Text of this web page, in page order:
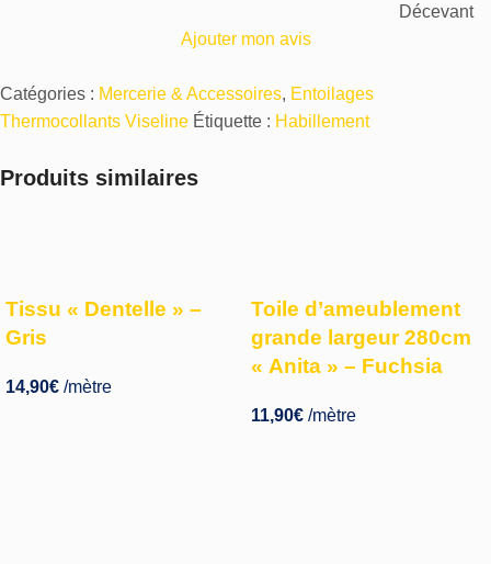
Décevant
Ajouter mon avis
Catégories : Mercerie & Accessoires, Entoilages
Thermocollants Viseline Étiquette : Habillement
Produits similaires
Tissu « Dentelle » –
Gris
14,90€ /mètre
Toile d’ameublement
grande largeur 280cm
« Anita » – Fuchsia
11,90€ /mètre